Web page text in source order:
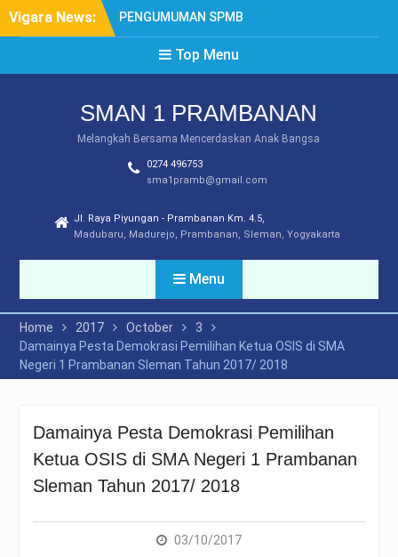
Vigara News:
PENGUMUMAN SPMB
TAHUN 2026
SYARAT DAN MEKANISME
LEGALISIR
TAHUN 2025
PEMBATASAN
PENGGUNAAN GAWAI
Top Menu
SMAN 1 PRAMBANAN
Melangkah Bersama Mencerdaskan Anak Bangsa
0274 496753
sma1pramb@gmail.com
Jl. Raya Piyungan - Prambanan Km. 4.5,
Madubaru, Madurejo, Prambanan, Sleman, Yogyakarta
Menu
Home 2017 October
3
Damainya Pesta Demokrasi Pemilihan Ketua OSIS di SMA
Negeri 1 Prambanan Sleman Tahun 2017/ 2018
Damainya Pesta Demokrasi Pemilihan
Ketua OSIS di SMA Negeri 1 Prambanan
Sleman Tahun 2017/ 2018
03/10/2017